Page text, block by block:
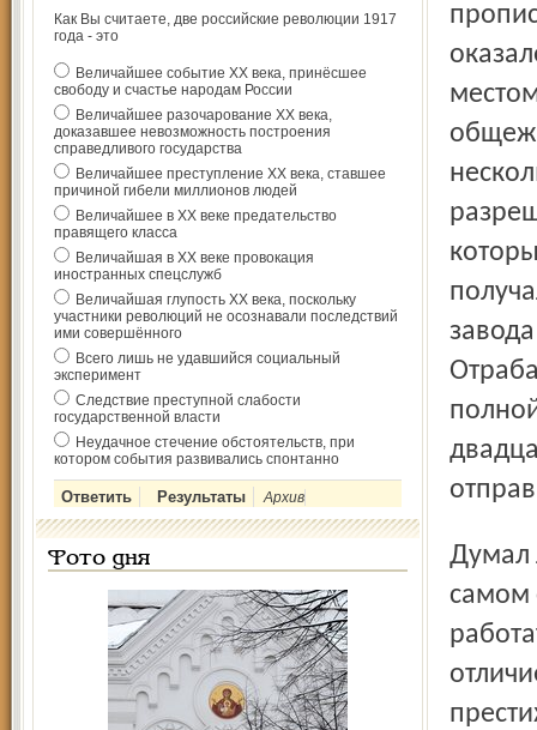
Как Вы считаете, две российские революции 1917
года - это
Величайшее событие ХХ века, принёсшее
свободу и счастье народам России
Величайшее разочарование ХХ века,
доказавшее невозможность построения
справедливого государства
Величайшее преступление ХХ века, ставшее
причиной гибели миллионов людей
Величайшее в ХХ веке предательство
правящего класса
Величайшая в ХХ веке провокация
иностранных спецслужб
Величайшая глупость ХХ века, поскольку
участники революций не осознавали последствий
ими совершённого
Всего лишь не удавшийся социальный
эксперимент
Следствие преступной слабости
государственной власти
Неудачное стечение обстоятельств, при
котором события развивались спонтанно
Архив
Фото дня Думал ли я, что пришёл сюда навсегда? Нет, конечно. В
самом